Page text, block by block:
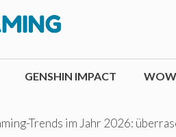
GENSHIN IMPACT WOW
Trends im Jahr 2026: